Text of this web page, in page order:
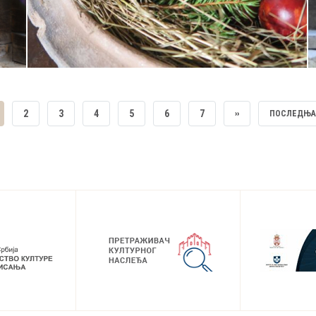
PAGE
2 PAGE
3 PAGE
4 PAGE
5 PAGE
6 PAGE
7 NEXT
›› LAST
ПОСЛЕДЊА